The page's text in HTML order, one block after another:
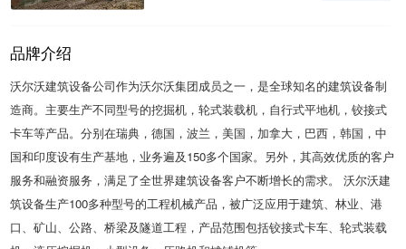
品牌介绍
沃尔沃建筑设备公司作为沃尔沃集团成员之一，是全球知名的建筑设备制
造商。主要生产不同型号的挖掘机，轮式装载机，自行式平地机，铰接式
卡车等产品。分别在瑞典，德国，波兰，美国，加拿大，巴西，韩国，中
国和印度设有生产基地，业务遍及150多个国家。另外，其高效优质的客户
服务和融资服务，满足了全世界建筑设备客户不断增长的需求。 沃尔沃建
筑设备生产100多种型号的工程机械产品，被广泛应用于建筑、林业、港
口、矿山、公路、桥梁及隧道工程，产品范围包括铰接式卡车、轮式装载
同
《隐
私
政
策》